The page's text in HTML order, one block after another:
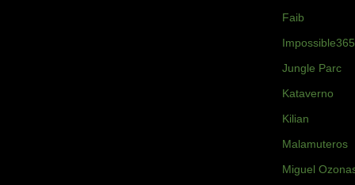
Faib
Impossible365
Jungle Parc
Kataverno
Kilian
Malamuteros
Miguel